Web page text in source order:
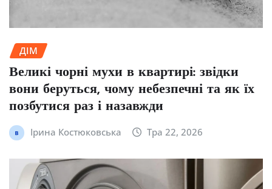
ДІМ
Великі чорні мухи в квартирі: звідки
вони беруться, чому небезпечні та як їх
позбутися раз і назавжди
Ірина Костюковська Тра 22, 2026